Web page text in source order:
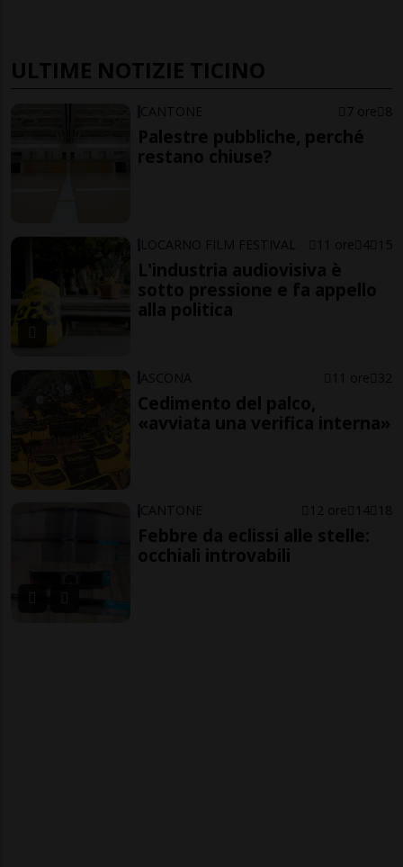
ULTIME NOTIZIE TICINO
CANTONE 7 ore 8
Palestre pubbliche, perché
restano chiuse?
LOCARNO FILM FESTIVAL 11 ore 4 15
L'industria audiovisiva è
sotto pressione e fa appello
alla politica
ASCONA 11 ore 32
Cedimento del palco,
«avviata una verifica interna»
CANTONE 12 ore 14 18
Febbre da eclissi alle stelle:
occhiali introvabili